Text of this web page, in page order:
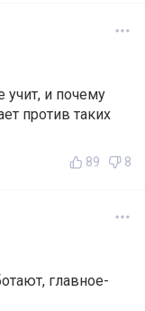
и почему
против таких
89 8
главное-